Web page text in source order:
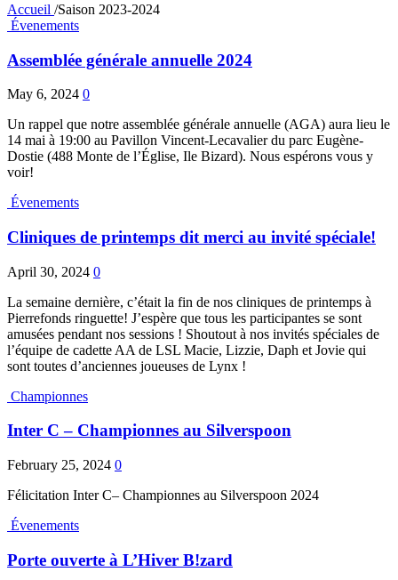
Accueil /Saison 2023-2024
Évenements
Assemblée générale annuelle 2024
May 6, 2024 0
Un rappel que notre assemblée générale annuelle (AGA) aura lieu le
14 mai à 19:00 au Pavillon Vincent-Lecavalier du parc Eugène-
Dostie (488 Monte de l’Église, Ile Bizard). Nous espérons vous y
voir!
Évenements
Cliniques de printemps dit merci au invité spéciale!
April 30, 2024 0
La semaine dernière, c’était la fin de nos cliniques de printemps à
Pierrefonds ringuette! J’espère que tous les participantes se sont
amusées pendant nos sessions ! Shoutout à nos invités spéciales de
l’équipe de cadette AA de LSL Macie, Lizzie, Daph et Jovie qui
sont toutes d’anciennes joueuses de Lynx !
Championnes
Inter C – Championnes au Silverspoon
February 25, 2024 0
Félicitation Inter C– Championnes au Silverspoon 2024
Évenements
Porte ouverte à L’Hiver B!zard